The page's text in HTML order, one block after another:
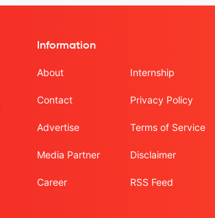
Information
About
Contact
Advertise
Media Partner
Career
Internship
Privacy Policy
Terms of Service
Disclaimer
RSS Feed